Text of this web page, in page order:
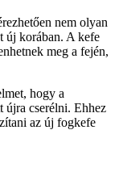
nem olyan
új korában. A kefe
meg a fején,
hogy a
újra cserélni. Ehhez
az új fogkefe